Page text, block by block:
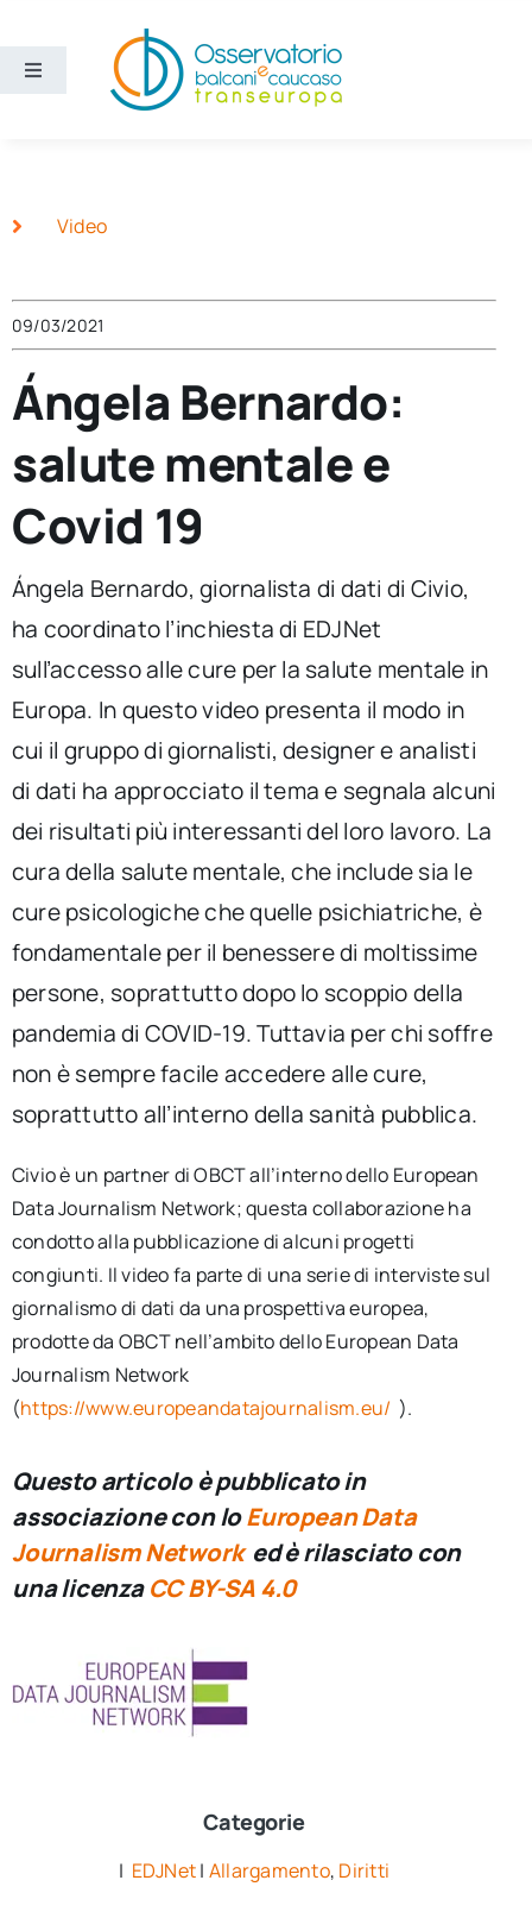
contenuto
Toggle
Sezioni
Chi siamo
Cerca
per:
Video
09/03/2021
Ángela Bernardo:
salute mentale e
Covid 19
Ángela Bernardo, ​giornalista di dati di Civio,
ha coordinato l’inchiesta di EDJNet
sull’accesso alle cure per la salute mentale​ in
Europa. In questo video presenta il modo in
cui il gruppo di giornalisti, designer e analisti
di dati ha approcciato il tema e segnala alcuni
dei risultati più interessanti del loro lavoro. La
cura della salute mentale, che include sia le
cure psicologiche che quelle psichiatriche, è
fondamentale per il benessere di moltissime
persone, soprattutto dopo lo scoppio della
pandemia di COVID-19. Tuttavia per chi soffre
non è sempre facile accedere alle cure,
soprattutto all’interno della sanità pubblica.
Civio è un partner di OBCT all’interno dello European
Data Journalism Network; questa collaborazione ha
condotto alla pubblicazione di alcuni progetti
congiunti. ​Il video fa parte di una serie di interviste sul
giornalismo di dati da una prospettiva europea,
prodotte da OBCT nell’ambito dello European Data
Journalism Network
(https://www.europeandatajournalism.eu/ ).
Questo articolo è pubblicato in
associazione con loEuropean Data
Journalism Network ed è rilasciato con
una licenzaCC BY-SA 4.0
Categorie
| EDJNet| Allargamento, Diritti